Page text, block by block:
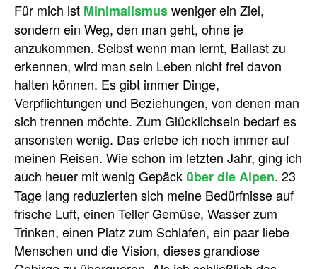
Für mich ist Minimalismusweniger ein Ziel,
sondern ein Weg, den man geht, ohne je
anzukommen. Selbst wenn man lernt, Ballast zu
erkennen, wird man sein Leben nicht frei davon
halten können. Es gibt immer Dinge,
Verpflichtungen und Beziehungen, von denen man
sich trennen möchte. Zum Glücklichsein bedarf es
ansonsten wenig. Das erlebe ich noch immer auf
meinen Reisen. Wie schon im letzten Jahr, ging ich
auch heuer mit wenig Gepäck über die Alpen. 23
Tage lang reduzierten sich meine Bedürfnisse auf
frische Luft, einen Teller Gemüse, Wasser zum
Trinken, einen Platz zum Schlafen, ein paar liebe
Menschen und die Vision, dieses grandiose